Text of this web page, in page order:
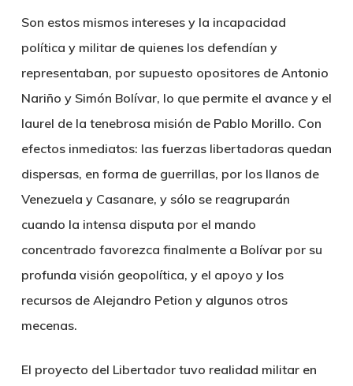
Son estos mismos intereses y la incapacidad
política y militar de quienes los defendían y
representaban, por supuesto opositores de Antonio
Nariño y Simón Bolívar, lo que permite el avance y el
laurel de la tenebrosa misión de Pablo Morillo. Con
efectos inmediatos: las fuerzas libertadoras quedan
dispersas, en forma de guerrillas, por los llanos de
Venezuela y Casanare, y sólo se reagruparán
cuando la intensa disputa por el mando
concentrado favorezca finalmente a Bolívar por su
profunda visión geopolítica, y el apoyo y los
recursos de Alejandro Petion y algunos otros
mecenas.
El proyecto del Libertador tuvo realidad militar en